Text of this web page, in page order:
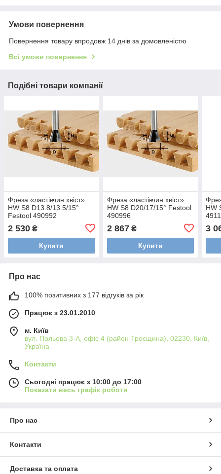
Умови повернення
Повернення товару впродовж 14 днів за домовленістю
Всі умови повернення
Подібні товари компанії
Фреза «ластівчин хвіст»
HW S8 D13.8/13.5/15°
Festool 490992
2 530 ₴
Купити
Фреза «ластівчин хвіст»
HW S8 D20/17/15° Festool
490996
2 867₴
Купити
HW
3
Про нас
100% позитивних з 177 відгуків за рік
Працює з 23.01.2010
м. Київ
вул. Польова 3-А, офіс 4 (район Троєщина), 02230, Київ,
Україна
Контакти
Сьогодні працює з 10:00 до 17:00
Показати весь графік роботи
Про нас
Контакти
Доставка та оплата